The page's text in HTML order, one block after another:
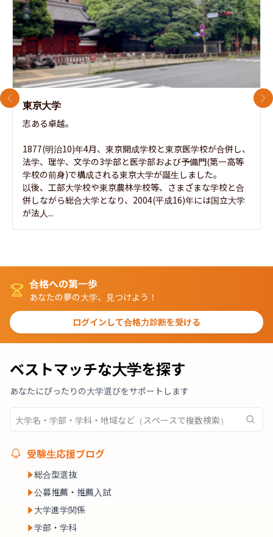
東京大学
志ある卓越。
1877(明治10)年4月、東京開成学校と東京医学校が合併し、
法学、理学、文学の3学部と医学部および予備門(第一高等
学校の前身)で構成される東京大学が誕生しました。
以後、工部大学校や東京農林学校等、さまざまな学校と合
併しながら総合大学となり、2004(平成16)年には国立大学
が法人...
前のスライド 次
合格への第一歩
あなたの夢の大学、見つけよう！
ログインして合格力診断を受ける
ベストマッチな大学を探す
あなたにぴったりの大学選びをサポートします
受験生応援ブログ
総合型選抜
公募推薦・推薦入試
大学進学関係
学部・学科